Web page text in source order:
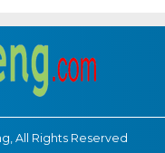
All Rights Reserved